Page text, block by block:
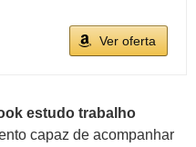
Ver oferta
estudo trabalho
capaz de acompanhar